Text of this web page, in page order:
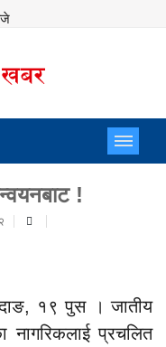
!
१९ पुस । जातीय
नागरिकलाई प्रचलित